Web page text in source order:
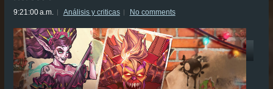
9:21:00 a.m. Análisis y criticas No comments